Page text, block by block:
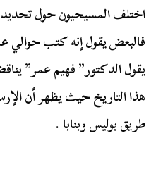
اختلف المسيحيون حول تحديد
يقول الدكتور” فهيم عمر”
هذا التاريخ حيث يظهر أن
طريق بوليس وبنابا .